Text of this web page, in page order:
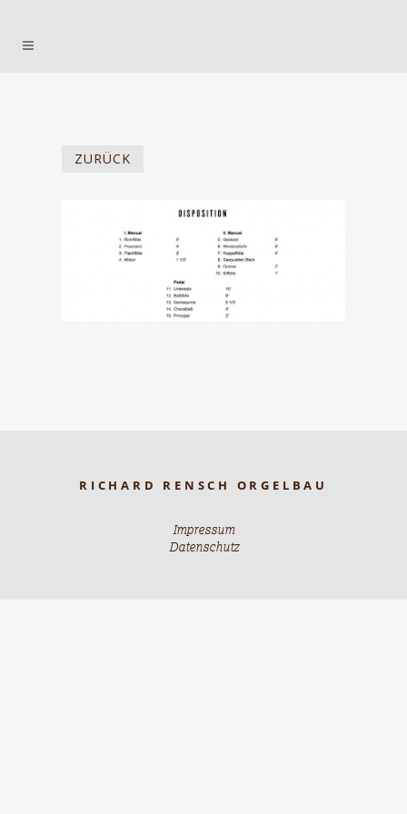
ZURÜCK
RICHARD RENSCH ORGELBAU
Impressum
Datenschutz